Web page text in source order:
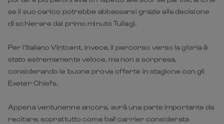
stato estremamente veloce, ma non a sorpresa,
considerando le buone prove offerte in stagione con gli
Appena ventunenne ancora, avrà una parte importante da
recitare, soprattutto come ball carrier considerata
l'assenza di Lorenzo Cannone.
STATISTICHE